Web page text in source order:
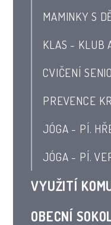
MAMINKY S
KLAS - KLUB
CVIČENÍ
PREVENCE
JÓGA - PÍ.
JÓGA - PÍ.
VYUŽITÍ
OBECNÍ